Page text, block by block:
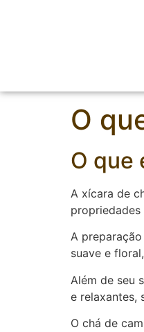
O
O que
A xícara de
A
suave e
Além de seu
e relaxantes,
O chá de